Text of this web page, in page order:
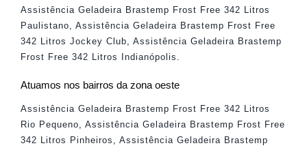
Assistência Geladeira Brastemp Frost Free 342 Litros
Paulistano
Assistência Geladeira Brastemp Frost Free
342 Litros Jockey Club
Assistência Geladeira Brastemp
Frost Free 342 Litros Indianópolis
Atuamos nos bairros da zona oeste
Assistência Geladeira Brastemp Frost Free 342 Litros
Rio Pequeno, Assistência Geladeira Brastemp Frost Free
342 Litros Pinheiros , Assistência Geladeira Brastemp